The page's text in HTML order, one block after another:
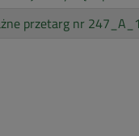
przetarg nr